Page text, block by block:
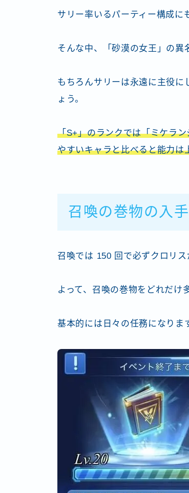
サリー率いるパーティー構成に
そんな中、「砂漠の女王」の異
もちろんサリーは永遠に主役に
ょう。
「S+」のランクでは「ミケラ
やすいキャラと比べると能力は
召喚の巻物の入
召喚では 150 回で必ずクロリス
よって、召喚の巻物をどれだけ
基本的には日々の任務になりま